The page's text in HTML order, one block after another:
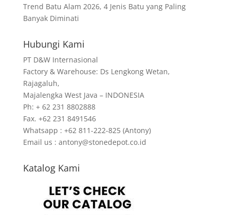
Trend Batu Alam 2026, 4 Jenis Batu yang Paling
Banyak Diminati
Hubungi Kami
PT D&W Internasional
Factory & Warehouse: Ds Lengkong Wetan,
Rajagaluh,
Majalengka West Java – INDONESIA
Ph: + 62 231 8802888
Fax. +62 231 8491546
Whatsapp : +62 811-222-825 (Antony)
Email us : antony@stonedepot.co.id
Katalog Kami